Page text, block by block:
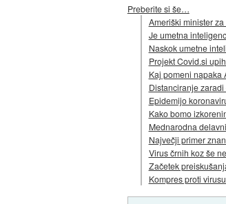
Preberite si še…
Ameriški minister
Je umetna
Naskok umetne
Projekt Covid.si
Kaj pomeni napaka
Distanciranje
Epidemijo
Kako bomo
Mednarodna
Največji primer
Virus črnih koz še
Začetek
Kompres proti